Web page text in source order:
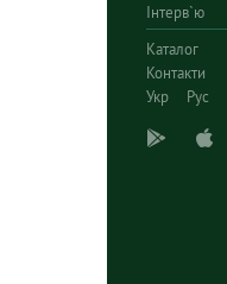
Інтерв`ю
Каталог
Контакти
Укр
Рус